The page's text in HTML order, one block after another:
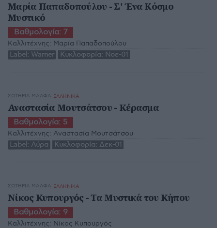
Μαρία Παπαδοπούλου - Σ' Ένα Κόσμο
Μυστικό
Βαθμολογία: 7
Καλλιτέχνης: Μαρία Παπαδοπούλου
Label: Warner Κυκλοφορία: Νοε-01
ΣΩΤΗΡΊΑ ΜΆΛΦΑ ΕΛΛΗΝΙΚΑ
Αναστασία Μουτσάτσου - Κέρασμα
Βαθμολογία: 5
Καλλιτέχνης: Αναστασία Μουτσάτσου
Label: Λύρα Κυκλοφορία: Δεκ-01
ΣΩΤΗΡΊΑ ΜΆΛΦΑ ΕΛΛΗΝΙΚΑ
Νίκος Κυπουργός - Τα Μυστικά του Κήπου
Βαθμολογία: 9
Καλλιτέχνης: Νίκος Κυπουργός